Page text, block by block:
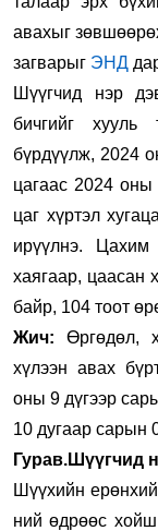
авахыг
загварыг ЭНД
Шүүгчид нэр
бичгийг хууль
бүрдүүлж, 2024
цагаас 2024
цаг хүртэл
ирүүлнэ. Цахим
хаягаар, цаасан
байр, 104 тоот
Жич: Өргөдөл,
хүлээн авах
оны 9 дүгээр
10 дугаар сарын
Гурав.Шүүгчид
Шүүхийн
ний өдрөөс хойш